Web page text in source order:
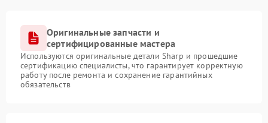
Оригинальные запчасти и
сертифицированные мастера
Используются оригинальные детали Sharp и прошедшие
сертификацию специалисты, что гарантирует корректную
работу после ремонта и сохранение гарантийных
обязательств